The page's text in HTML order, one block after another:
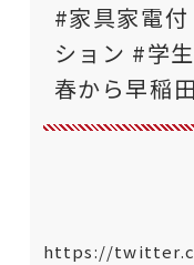
#家具家電
ション #学
春から早稲田
https://